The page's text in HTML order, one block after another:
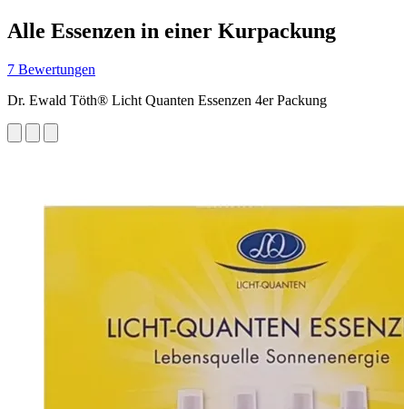
Alle Essenzen in einer Kurpackung
7 Bewertungen
Dr. Ewald Töth® Licht Quanten Essenzen 4er Packung